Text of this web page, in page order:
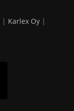
| Karlex Oy |